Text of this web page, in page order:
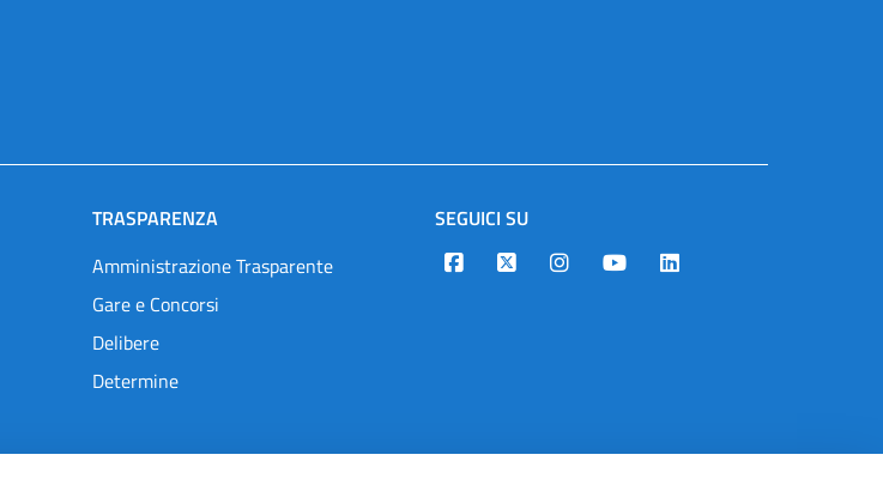
TRASPARENZA
Amministrazione Trasparente
Gare e Concorsi
Delibere
Determine
SEGUICI SU
Designers Italia
TwitterInstagramYoutubeLinkedin